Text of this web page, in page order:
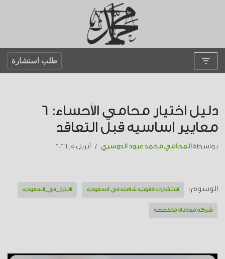
المحتوى
طلب استشارة
دليل اختيار محامي الأحساء: 6
معايير أساسية قبل التعاقد
بواسطة المحامي محمد عبود الدوسري أبريل 5, 2026
الوسوم: استشارات قانونية شاملة في السعودية الابتزاز_في_السعودية
شركة محاماة متخصصة